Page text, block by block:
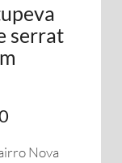
serrat
Nova